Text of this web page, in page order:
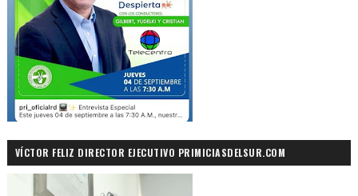
VÍCTOR FELIZ DIRECTOR EJECUTIVO PRIMICIASDELSUR.COM